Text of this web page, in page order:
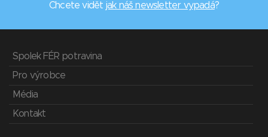
Chcete vidět jak náš newsletter vypadá?
Spolek FÉR potravina
Pro výrobce
Média
Kontakt